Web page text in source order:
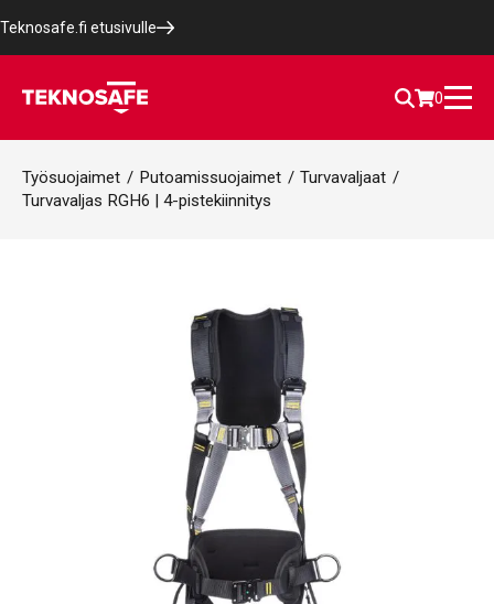
Teknosafe.fi etusivulle
0
Työsuojaimet / Putoamissuojaimet / Turvavaljaat /
Turvavaljas RGH6 | 4-pistekiinnitys